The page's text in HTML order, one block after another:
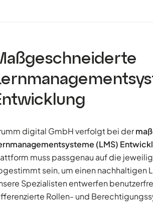
digital GmbH verfolgt bei der
(LMS)
muss passgenau auf die
sein, um einen nachhaltigen
Spezialisten entwerfen
Rollen- und